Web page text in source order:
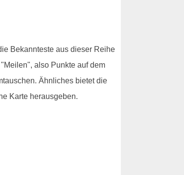
Bekannteste aus dieser Reihe
also Punkte auf dem
Ähnliches bietet die
Karte herausgeben.